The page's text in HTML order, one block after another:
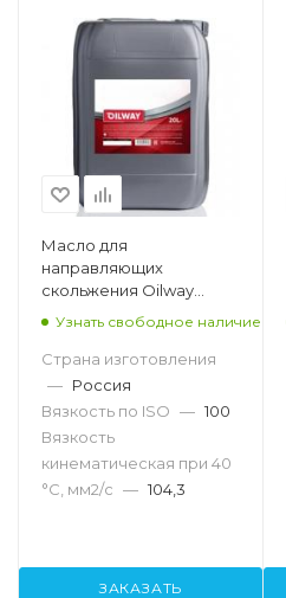
Масло для
направляющих
скольжения Oilway
Sintez MNS 100, 20л
Узнать свободное наличие
Страна изготовления
— Россия
Вязкость по ISO — 100
Вязкость
кинематическая при 40
°С, мм2/с — 104,3
ЗАКАЗАТЬ